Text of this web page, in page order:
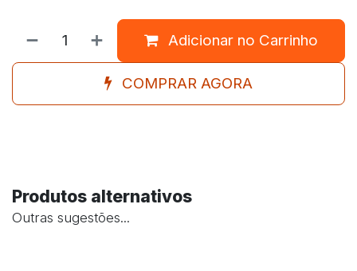
Adicionar no Carrinho
COMPRAR AGORA
Produtos alternativos
Outras sugestões...